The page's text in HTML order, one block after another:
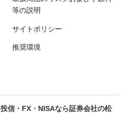
等の説明
サイトポリシー
推奨環境
信・FX・NISAなら証券会社の松